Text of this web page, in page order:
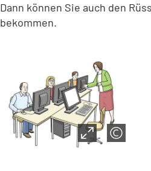
Dann können Sie auch den
bekommen.